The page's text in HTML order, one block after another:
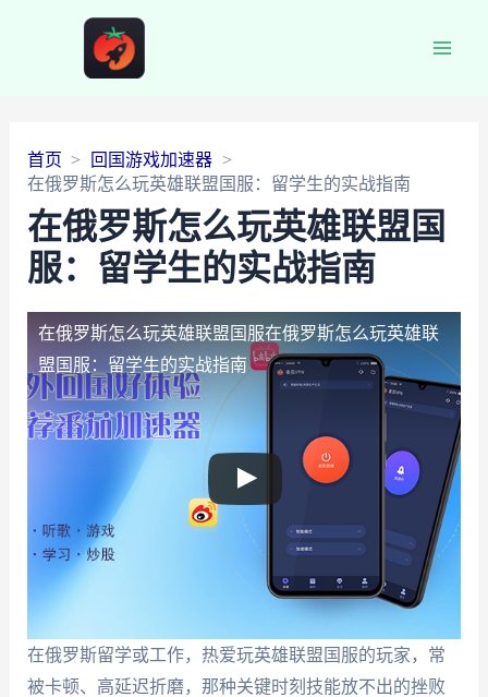
首页
回国游戏加速器
在俄罗斯怎么玩英雄联盟国服：留学生的实战指南
在俄罗斯怎么玩英雄联盟国
服：留学生的实战指南
在俄罗斯怎么玩英雄联盟国服在俄罗斯怎么玩英雄联
盟国服：留学生的实战指南
在俄罗斯留学或工作，热爱玩英雄联盟国服的玩家，常
被卡顿、高延迟折磨，那种关键时刻技能放不出的挫败